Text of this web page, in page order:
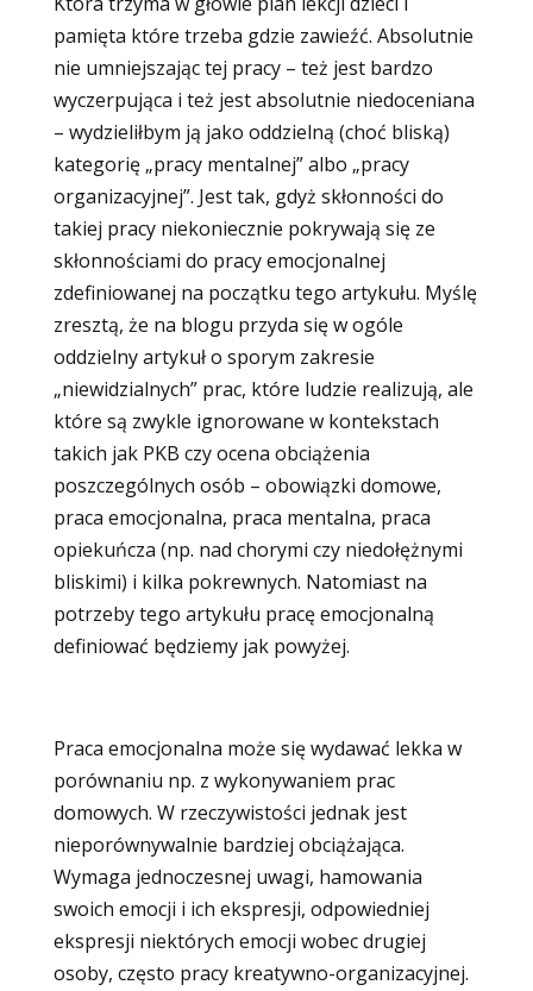
pamięta które trzeba gdzie zawieźć. Absolutnie
nie umniejszając tej pracy – też jest bardzo
wyczerpująca i też jest absolutnie niedoceniana
– wydzieliłbym ją jako oddzielną (choć bliską)
kategorię „pracy mentalnej” albo „pracy
organizacyjnej”. Jest tak, gdyż skłonności do
takiej pracy niekoniecznie pokrywają się ze
skłonnościami do pracy emocjonalnej
zdefiniowanej na początku tego artykułu. Myślę
zresztą, że na blogu przyda się w ogóle
oddzielny artykuł o sporym zakresie
„niewidzialnych” prac, które ludzie realizują, ale
które są zwykle ignorowane w kontekstach
takich jak PKB czy ocena obciążenia
poszczególnych osób – obowiązki domowe,
praca emocjonalna, praca mentalna, praca
opiekuńcza (np. nad chorymi czy niedołężnymi
bliskimi) i kilka pokrewnych. Natomiast na
potrzeby tego artykułu pracę emocjonalną
definiować będziemy jak powyżej.
Praca emocjonalna może się wydawać lekka w
porównaniu np. z wykonywaniem prac
domowych. W rzeczywistości jednak jest
nieporównywalnie bardziej obciążająca.
Wymaga jednoczesnej uwagi, hamowania
swoich emocji i ich ekspresji, odpowiedniej
ekspresji niektórych emocji wobec drugiej
osoby, często pracy kreatywno-organizacyjnej.